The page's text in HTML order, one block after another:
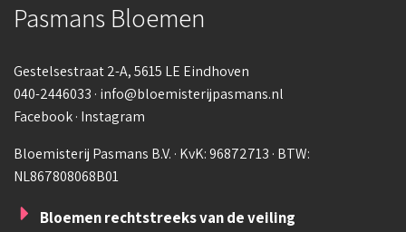
Pasmans Bloemen
Gestelsestraat 2-A, 5615 LE Eindhoven
040-2446033 · info@bloemisterijpasmans.nl
Facebook· Instagram
Bloemisterij Pasmans B.V. · KvK: 96872713 · BTW:
NL867808068B01
Bloemen rechtstreeks van de veiling